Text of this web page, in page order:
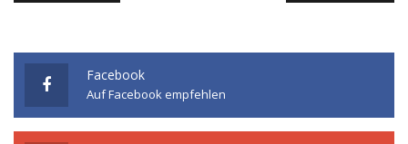
Facebook
Auf Facebook empfehlen